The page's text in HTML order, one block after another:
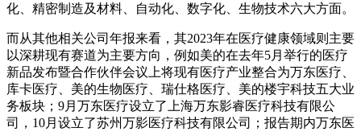
化、精密制造及材料、自动化、数字化、生物技术六大方面。
而从其他相关公司年报来看，其2023年在医疗健康领域则主要
以深耕现有赛道为主要方向，例如美的在去年5月举行的医疗
新品发布暨合作伙伴会议上将现有医疗产业整合为万东医疗、
库卡医疗、美的生物医疗、瑞仕格医疗、美的楼宇科技五大业
务板块；9月万东医疗设立了上海万东影睿医疗科技有限公
司，10月设立了苏州万影医疗科技有限公司；报告期内万东医